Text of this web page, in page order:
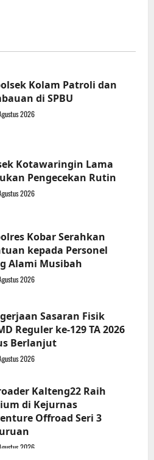
Kolam Patroli dan
di SPBU
2026
Kotawaringin Lama
Pengecekan Rutin
2026
Kobar Serahkan
kepada Personel
Alami Musibah
2026
Sasaran Fisik
Reguler ke-129 TA 2026
Berlanjut
2026
Kalteng22 Raih
di Kejurnas
Offroad Seri 3
2026